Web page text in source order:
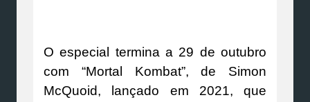
O especial termina a 29 de outubro
com “Mortal Kombat”, de Simon
McQuoid, lançado em 2021, que